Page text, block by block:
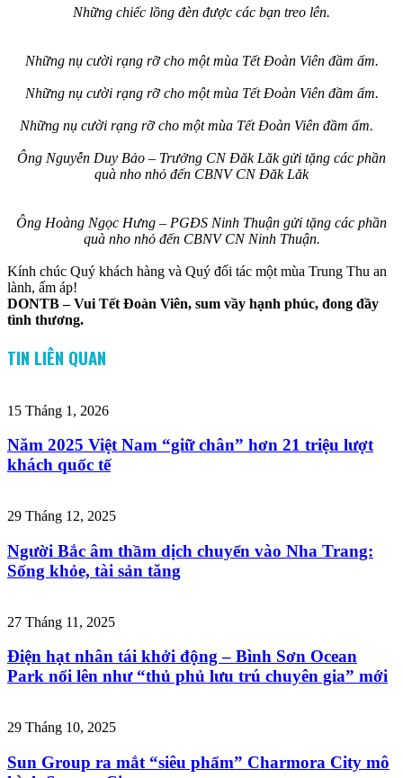
Những chiếc lồng đèn được các bạn treo lên.
Những nụ cười rạng rỡ cho một mùa Tết Đoàn Viên đầm ấm.
Những nụ cười rạng rỡ cho một mùa Tết Đoàn Viên đầm ấm.
Những nụ cười rạng rỡ cho một mùa Tết Đoàn Viên đầm ấm.
Ông Nguyễn Duy Bảo – Trưởng CN Đăk Lăk gửi tặng các phần
quà nho nhỏ đến CBNV CN Đăk Lăk
Ông Hoàng Ngọc Hưng – PGĐS Ninh Thuận gửi tặng các phần
quà nho nhỏ đến CBNV CN Ninh Thuận.
Kính chúc Quý khách hàng và Quý đối tác một mùa Trung Thu an
lành, ấm áp!
DONTB – Vui Tết Đoàn Viên, sum vầy hạnh phúc, đong đầy
tình thương.
TIN LIÊN QUAN
15 Tháng 1, 2026
Năm 2025 Việt Nam “giữ chân” hơn 21 triệu lượt
khách quốc tế
29 Tháng 12, 2025
Người Bắc âm thầm dịch chuyển vào Nha Trang:
Sống khỏe, tài sản tăng
27 Tháng 11, 2025
Điện hạt nhân tái khởi động – Bình Sơn Ocean
Park nổi lên như “thủ phủ lưu trú chuyên gia” mới
29 Tháng 10, 2025
Sun Group ra mắt “siêu phẩm” Charmora City mô